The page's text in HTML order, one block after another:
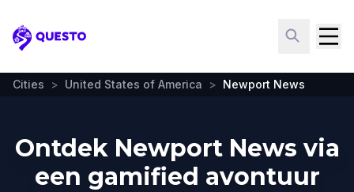
Questo
Cities > United States of America > Newport News
Ontdek Newport News via
een gamified avontuur